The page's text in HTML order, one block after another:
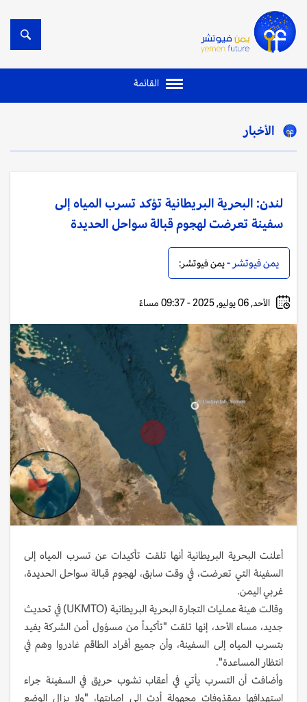
القائمة
الأخبار
لندن: البحرية البريطانية تؤكد تسرب المياه إلى
سفينة تعرضت لهجوم قبالة سواحل الحديدة
يمن فيوتشر -يمن فيوتشر:
الأحد, 06 يوليو, 2025 - 09:37 مساءً
أعلنت البحرية البريطانية أنها تلقت تأكيدات عن تسرب المياه إلى
السفينة التي تعرضت، في وقت سابق، لهجوم قبالة سواحل الحديدة،
غربي اليمن.
وقالت هيئة عمليات التجارة البحرية البريطانية (UKMTO) في تحديث
جديد، مساء الأحد، إنها تلقت "تأكيداً من مسؤول أمن الشركة يفيد
بتسرب المياه إلى السفينة، وأن جميع أفراد الطاقم غادروا وهم في
انتظار المساعدة".
وأضافت أن التسرب يأتي في أعقاب نشوب حريق في السفينة جراء
استهدافها بمقذوفات مجهولة أدت إلى إصابتها، "ولا يزال الوضع